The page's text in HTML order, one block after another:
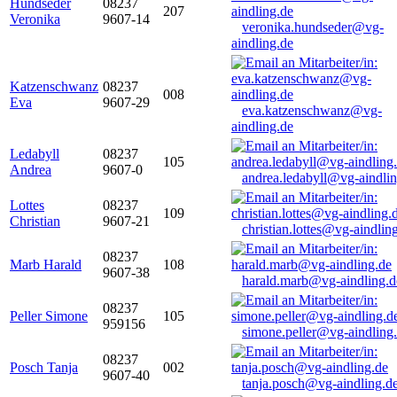
Hundseder
Veronika
08237
9607-14
207
veronika.hundseder@vg-
aindling.de
Katzenschwanz
Eva
08237
9607-29
008
eva.katzenschwanz@vg-
aindling.de
Ledabyll
Andrea
08237
9607-0
105
andrea.ledabyll@vg-
Lottes
Christian
08237
9607-21
109
christian.lottes@vg-
Marb Harald
08237
9607-38
108
harald.marb@vg-
Peller Simone
08237
959156
105
simone.peller@vg-
Posch Tanja
08237
9607-40
002
tanja.posch@vg-